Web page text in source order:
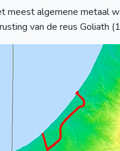
meest algemene metaal
van de reus Goliath